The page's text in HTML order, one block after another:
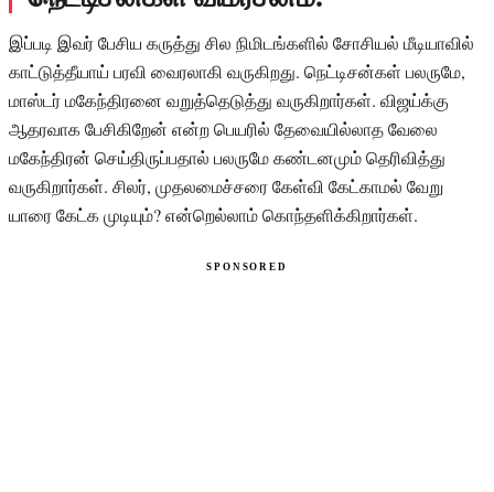
இப்படி இவர் பேசிய கருத்து சில நிமிடங்களில் சோசியல் மீடியாவில்
காட்டுத்தீயாய் பரவி வைரலாகி வருகிறது. நெட்டிசன்கள் பலருமே,
மாஸ்டர் மகேந்திரனை வறுத்தெடுத்து வருகிறார்கள். விஜய்க்கு
ஆதரவாக பேசிகிறேன் என்ற பெயரில் தேவையில்லாத வேலை
மகேந்திரன் செய்திருப்பதால் பலருமே கண்டனமும் தெரிவித்து
வருகிறார்கள். சிலர், முதலமைச்சரை கேள்வி கேட்காமல் வேறு
யாரை கேட்க முடியும்? என்றெல்லாம் கொந்தளிக்கிறார்கள்.